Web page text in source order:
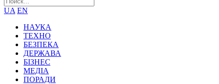
UA EN
НАУКА
ТЕХНО
БЕЗПЕКА
ДЕРЖАВА
БІЗНЕС
МЕДІА
ПОРАДИ